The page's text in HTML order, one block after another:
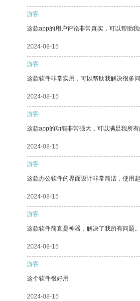
游客
这款app的用户评论非常真实，可以帮助我
2024-08-15
游客
这款软件非常实用，可以帮助我解决很多
2024-08-15
游客
这款app的功能非常强大，可以满足我所
2024-08-15
游客
这款办公软件的界面设计非常简洁，使用
2024-08-15
游客
这款软件简直是神器，解决了我所有问题。
2024-08-15
游客
这个软件很好用
2024-08-15